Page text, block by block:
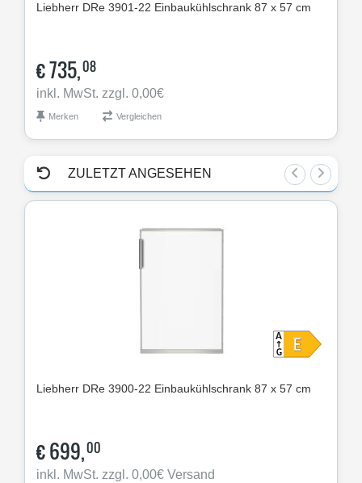
Liebherr DRe 3901-22 Einbaukühlschrank 87 x 57 cm
€735,08
inkl. MwSt. zzgl. 0,00€
Merken Vergleichen
ZULETZT ANGESEHEN
Liebherr DRe 3900-22 Einbaukühlschrank 87 x 57 cm
€699,00
inkl. MwSt. zzgl. 0,00€ Versand